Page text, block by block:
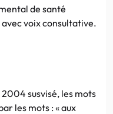
de santé
voix consultative.
2004 susvisé, les mots
les mots : « aux